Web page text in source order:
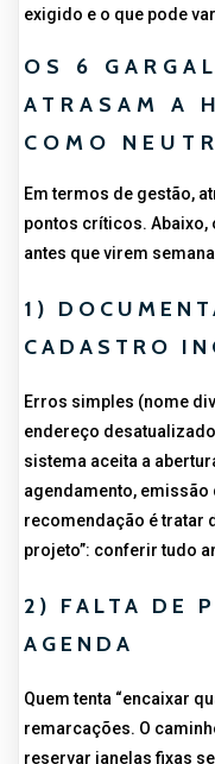
exigido e o que pode
OS 6
ATRASAM A
COMO
Em termos de gestão,
pontos críticos. Abaixo,
antes que virem
1)
CADASTRO
Erros simples (nome
endereço
sistema aceita a
agendamento, emissão
recomendação é tratar
projeto”: conferir tudo
2) FALTA DE
AGENDA
Quem tenta “encaixar
remarcações. O
reservar janelas fixas